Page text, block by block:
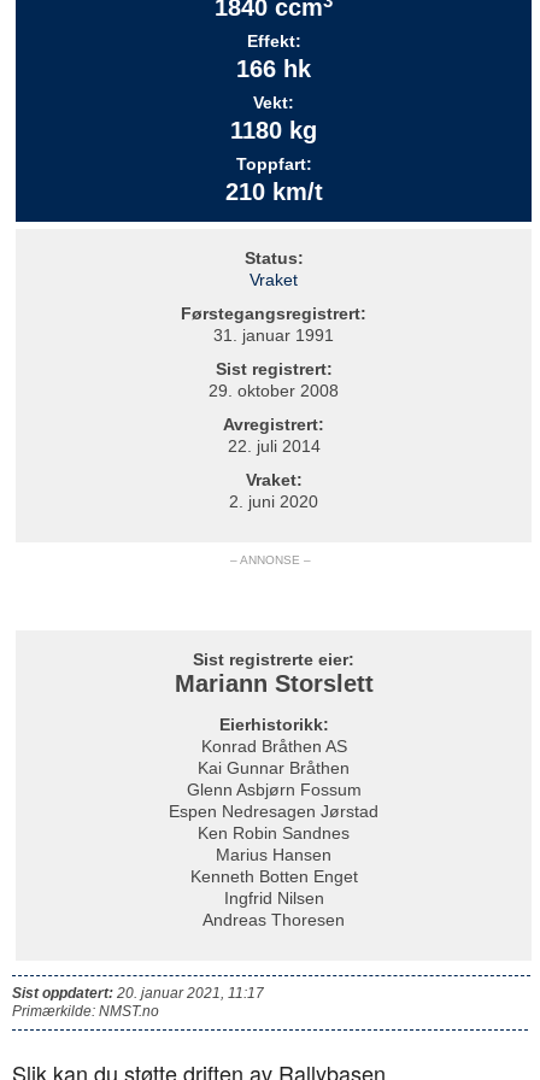
1840 ccm
Effekt:
166 hk
Vekt:
1180 kg
Toppfart:
210 km/t
Status:
Vraket
Førstegangsregistrert:
31. januar 1991
Sist registrert:
29. oktober 2008
Avregistrert:
22. juli 2014
Vraket:
2. juni 2020
– ANNONSE –
Sist registrerte eier:
Mariann Storslett
Eierhistorikk:
Konrad Bråthen AS
Kai Gunnar Bråthen
Glenn Asbjørn Fossum
Espen Nedresagen Jørstad
Ken Robin Sandnes
Marius Hansen
Kenneth Botten Enget
Ingfrid Nilsen
Andreas Thoresen
Sist oppdatert: 20. januar 2021, 11:17
Primærkilde: NMST.no
Slik kan du støtte driften av Rallybasen